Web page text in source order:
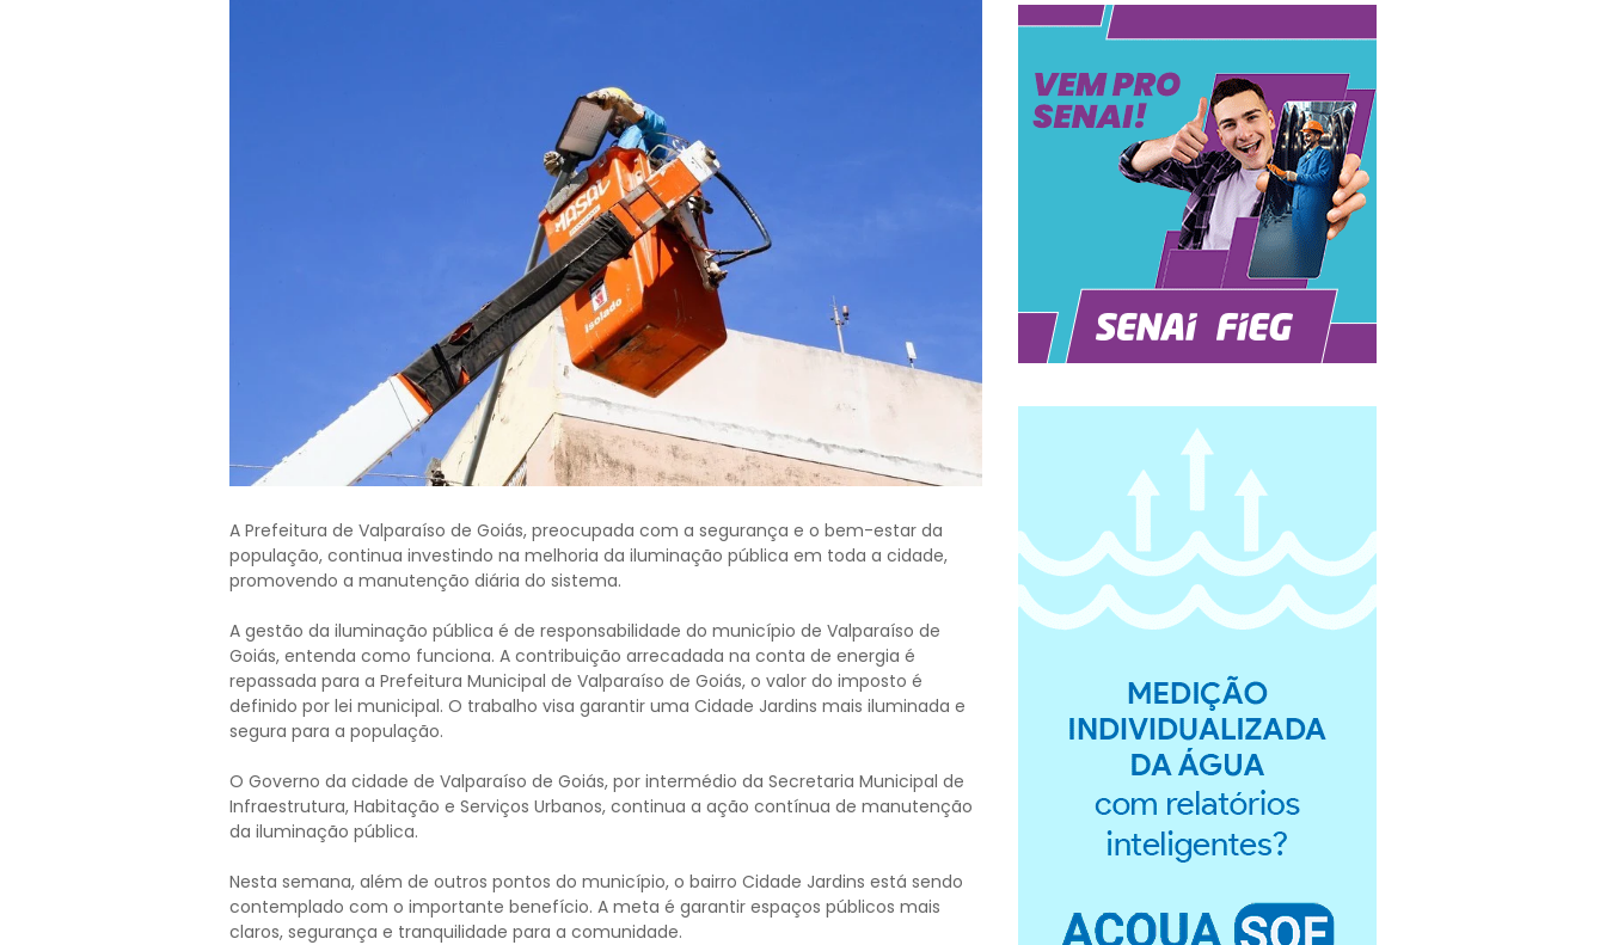
A Prefeitura de Valparaíso de Goiás, preocupada com a segurança e o bem-estar da
população, continua investindo na melhoria da iluminação pública em toda a cidade,
promovendo a manutenção diária do sistema.
A gestão da iluminação pública é de responsabilidade do município de Valparaíso de
Goiás, entenda como funciona. A contribuição arrecadada na conta de energia é
repassada para a Prefeitura Municipal de Valparaíso de Goiás, o valor do imposto é
definido por lei municipal. O trabalho visa garantir uma Cidade Jardins mais iluminada e
segura para a população.
O Governo da cidade de Valparaíso de Goiás, por intermédio da Secretaria Municipal de
Infraestrutura, Habitação e Serviços Urbanos, continua a ação contínua de manutenção
da iluminação pública.
Nesta semana, além de outros pontos do município, o bairro Cidade Jardins está sendo
contemplado com o importante benefício. A meta é garantir espaços públicos mais
claros, segurança e tranquilidade para a comunidade.